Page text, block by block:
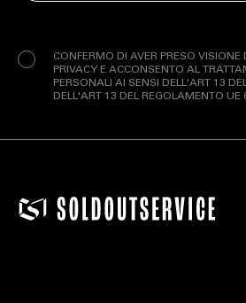
CONFERMO DI AVER PRESO
PRIVACY E ACCONSENTO AL
PERSONALI AI SENSI DELL'ART 13
DELL'ART 13 DEL REGOLAMENTO UE